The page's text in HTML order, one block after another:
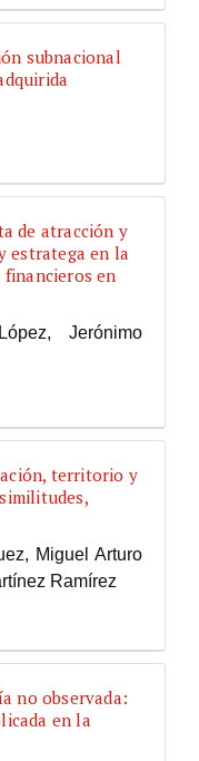
subnacional
de atracción y
estratega en la
financieros en
Jerónimo
territorio y
Miguel Arturo
Ramírez
no observada:
en la